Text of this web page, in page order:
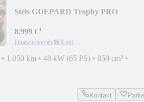
Stels GUEPARD Trophy PRO
8.999 €¹
Finanzierung ab 96 € mtl.
• 1.050 km • 48 kW (65 PS) • 850 cm³ •
Kontakt